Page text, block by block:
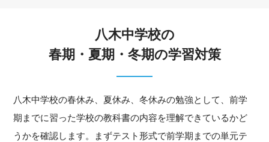
八木中学校の
春期・夏期・冬期の学習対策
八木中学校の春休み、夏休み、冬休みの勉強として、前学
期までに習った学校の教科書の内容を理解できているかど
うかを確認します。まずテスト形式で前学期までの単元テ